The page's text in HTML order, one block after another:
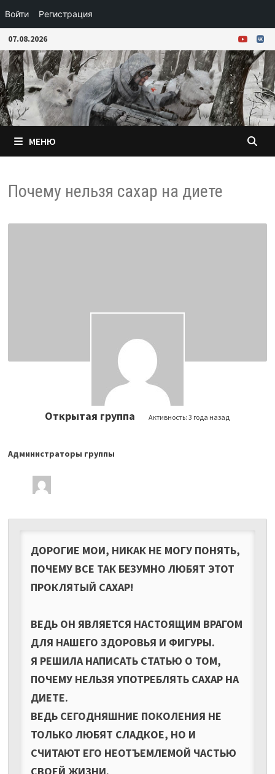
Войти Регистрация
Перейти
к
содержимому
07.08.2026
МЕНЮ
Почему нельзя сахар на диете
Открытая группа Активность:3 года назад
Лидеры
группы
Администраторы группы
ДОРОГИЕ МОИ, НИКАК НЕ МОГУ ПОНЯТЬ,
ПОЧЕМУ ВСЕ ТАК БЕЗУМНО ЛЮБЯТ ЭТОТ
ПРОКЛЯТЫЙ САХАР!
ВЕДЬ ОН ЯВЛЯЕТСЯ НАСТОЯЩИМ ВРАГОМ
ДЛЯ НАШЕГО ЗДОРОВЬЯ И ФИГУРЫ.
Я РЕШИЛА НАПИСАТЬ СТАТЬЮ О ТОМ,
ПОЧЕМУ НЕЛЬЗЯ УПОТРЕБЛЯТЬ САХАР НА
ДИЕТЕ.
ВЕДЬ СЕГОДНЯШНИЕ ПОКОЛЕНИЯ НЕ
ТОЛЬКО ЛЮБЯТ СЛАДКОЕ, НО И
СЧИТАЮТ ЕГО НЕОТЪЕМЛЕМОЙ ЧАСТЬЮ
СВОЕЙ ЖИЗНИ.